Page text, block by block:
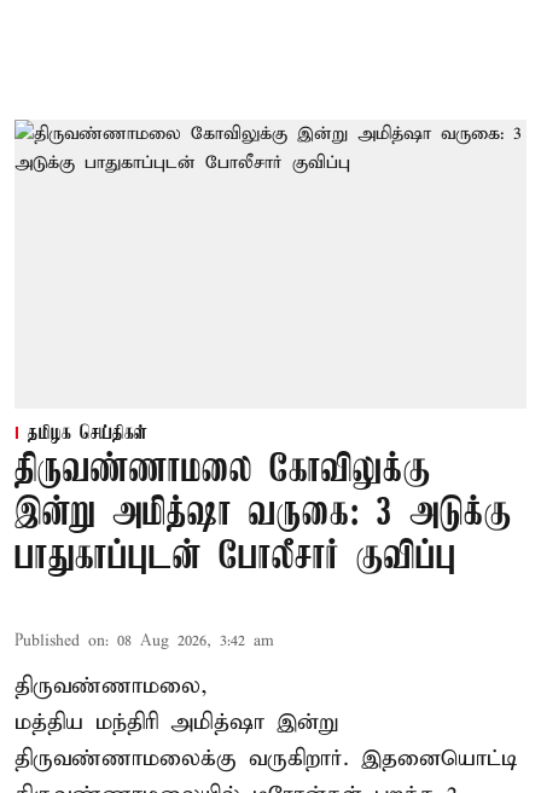
தமிழக செய்திகள்
திருவண்ணாமலை கோவிலுக்கு
இன்று அமித்ஷா வருகை: 3 அடுக்கு
பாதுகாப்புடன் போலீசார் குவிப்பு
Published on: 08 Aug 2026, 3:42 am
திருவண்ணாமலை,
மத்திய மந்திரி அமித்ஷா இன்று
திருவண்ணாமலைக்கு வருகிறார். இதனையொட்டி